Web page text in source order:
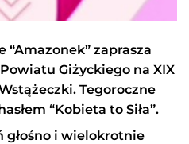
“Amazonek” zaprasza
Giżyckiego na XIX
. Tegoroczne
“Kobieta to Siła”.
głośno i wielokrotnie